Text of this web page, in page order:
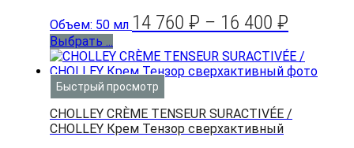
Объем: 50 мл 14 760 ₽ – 16 400 ₽
Выбрать ...
Быстрый просмотр
CHOLLEY CRÈME TENSEUR SURACTIVÉE /
CHOLLEY Крем Тензор сверхактивный